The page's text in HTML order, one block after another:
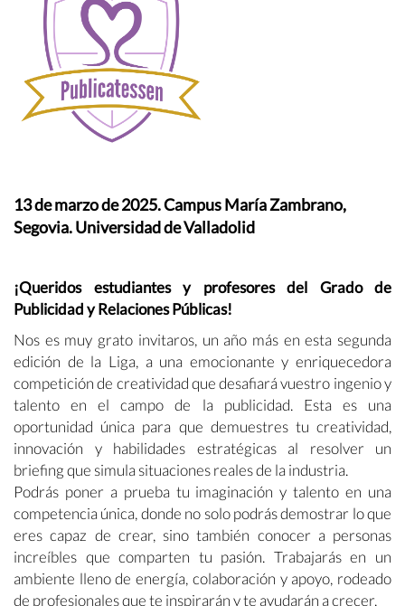
13 de marzo de 2025. Campus María Zambrano,
Segovia. Universidad de Valladolid
¡Queridos estudiantes y profesores del Grado de
Publicidad y Relaciones Públicas!
Nos es muy grato invitaros, un año más en esta segunda
edición de la Liga, a una emocionante y enriquecedora
competición de creatividad que desafiará vuestro ingenio y
talento en el campo de la publicidad. Esta es una
oportunidad única para que demuestres tu creatividad,
innovación y habilidades estratégicas al resolver un
briefing que simula situaciones reales de la industria.
Podrás poner a prueba tu imaginación y talento en una
competencia única, donde no solo podrás demostrar lo que
eres capaz de crear, sino también conocer a personas
increíbles que comparten tu pasión. Trabajarás en un
ambiente lleno de energía, colaboración y apoyo, rodeado
de profesionales que te inspirarán y te ayudarán a crecer.